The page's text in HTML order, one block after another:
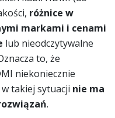
różnice w
markami i cenami
lub nieodczytywalne
to, że
niekoniecznie
takiej sytuacji nie ma
.